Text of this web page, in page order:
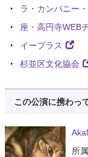
ラ・カンパニー
座・高円寺WEB
イープラス
杉並区文化協会
この公演に携わっ
所